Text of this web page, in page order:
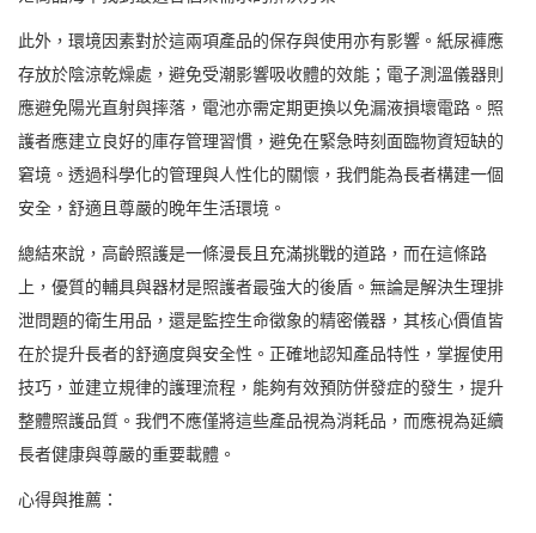
此外，環境因素對於這兩項產品的保存與使用亦有影響。紙尿褲應
存放於陰涼乾燥處，避免受潮影響吸收體的效能；電子測溫儀器則
應避免陽光直射與摔落，電池亦需定期更換以免漏液損壞電路。照
護者應建立良好的庫存管理習慣，避免在緊急時刻面臨物資短缺的
窘境。透過科學化的管理與人性化的關懷，我們能為長者構建一個
安全，舒適且尊嚴的晚年生活環境。
總結來說，高齡照護是一條漫長且充滿挑戰的道路，而在這條路
上，優質的輔具與器材是照護者最強大的後盾。無論是解決生理排
泄問題的衛生用品，還是監控生命徵象的精密儀器，其核心價值皆
在於提升長者的舒適度與安全性。正確地認知產品特性，掌握使用
技巧，並建立規律的護理流程，能夠有效預防併發症的發生，提升
整體照護品質。我們不應僅將這些產品視為消耗品，而應視為延續
長者健康與尊嚴的重要載體。
心得與推薦：